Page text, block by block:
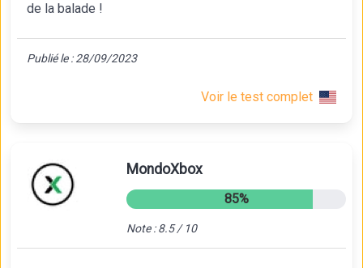
de la balade !
Publié le : 28/09/2023
Voir le test complet
MondoXbox
85%
Note : 8.5 / 10